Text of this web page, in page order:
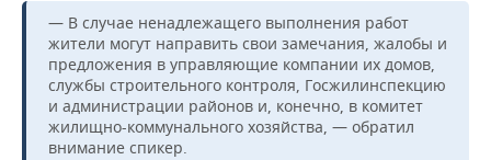
— В случае ненадлежащего выполнения работ
жители могут направить свои замечания, жалобы и
предложения в управляющие компании их домов,
службы строительного контроля, Госжилинспекцию
и администрации районов и, конечно, в комитет
жилищно-коммунального хозяйства, — обратил
внимание спикер.